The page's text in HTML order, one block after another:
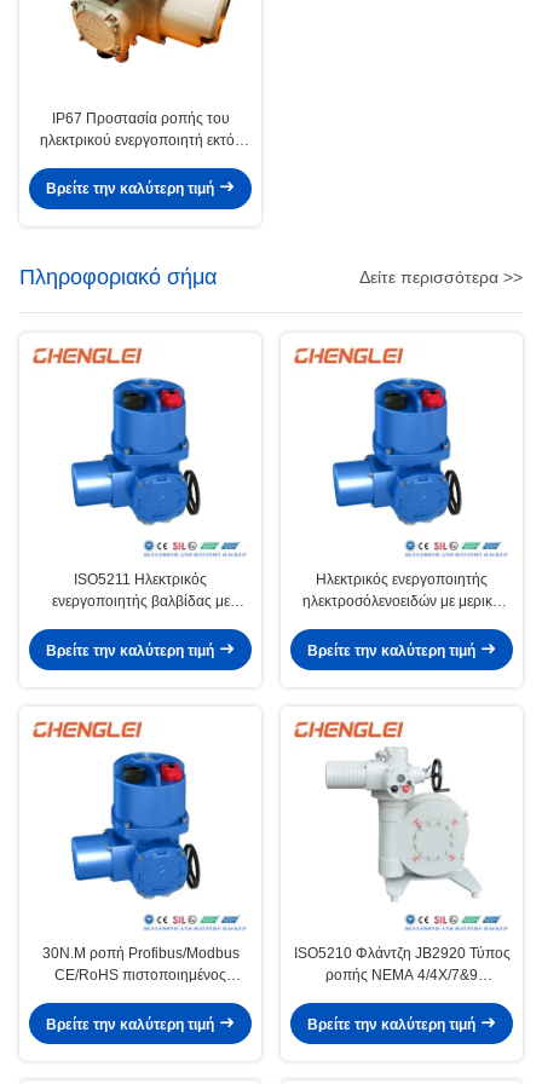
IP67 Προστασία ροπής του
ηλεκτρικού ενεργοποιητή εκτός
Βρείτε την καλύτερη τιμή
Πληροφοριακό σήμα Δείτε περισσότερα >>
ISO5211 Ηλεκτρικός
ενεργοποιητής βαλβίδας με
περίβλημα NEMA 4/4X/7&9
Βρείτε την καλύτερη τιμή
Ηλεκτρικός ενεργοποιητής
ηλεκτροσόλενοειδών με μερική
παραγωγική ικανότητα 30000/
έτος για βαλβίδες/
Βρείτε την καλύτερη τιμή
30N.M ροπή Profibus/Modbus
CE/RoHS πιστοποιημένος
βαλβίδας για εργοστάσια
παραγωγής ηλεκτρικής ενέργειας
Βρείτε την καλύτερη τιμή
ISO5210 Φλάντζη JB2920 Τύπος
ροπής NEMA 4/4X/7&9
ενεργοποιητής βαλβίδας
Εστωτικός ενεργοποιητής
Βρείτε την καλύτερη τιμή